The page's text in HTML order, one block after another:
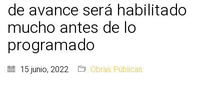
de avance será habilitado
mucho antes de lo
programado
15 junio, 2022 Obras Públicas